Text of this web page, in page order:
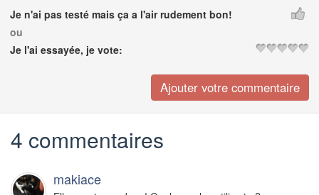
Je n'ai pas testé mais ça a l'air rudement bon!
ou
Je l'ai essayée, je vote:
4 commentaires
makiace